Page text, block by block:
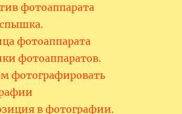
фотоаппарата
фотоаппарата
фотоаппаратов.
фотографировать
в фотографии.